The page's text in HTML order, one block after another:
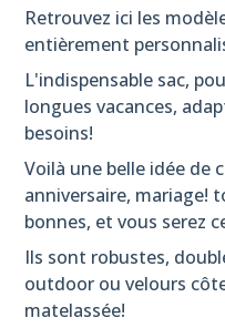
Retrouvez ici les
entièrement
L'indispensable sac,
longues vacances,
besoins!
Voilà une belle idée de
anniversaire, mariage!
bonnes, et vous serez
Ils sont robustes,
outdoor ou velours
matelassée!
polochon
TOILE
OUTDOOR
(18)
sac
polochon
VELOURS
CÔTELE